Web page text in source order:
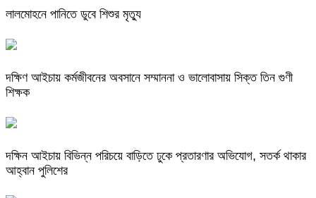
লালমোহনে পানিতে ডুবে শিশুর মৃত্যু
দক্ষিণ আইচায় কর্মজীবনের অবসানে সম্মাননা ও ভালোবাসায় সিক্ত তিন গুণী
শিক্ষক
দক্ষিন আইচায় ‎বিভিন্ন পরিচয়ে বাড়িতে ঢুকে প্রতারণার অভিযোগ, সতর্ক থাকার
আহ্বান পুলিশের